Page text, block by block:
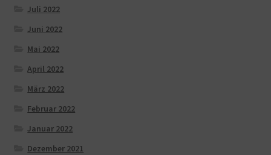
Juli 2022
Juni 2022
Mai 2022
April 2022
März 2022
Februar 2022
Januar 2022
Dezember 2021